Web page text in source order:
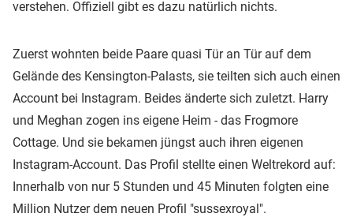
verstehen. Offiziell gibt es dazu natürlich nichts.
Zuerst wohnten beide Paare quasi Tür an Tür auf dem
Gelände des Kensington-Palasts, sie teilten sich auch einen
Account bei Instagram. Beides änderte sich zuletzt. Harry
und Meghan zogen ins eigene Heim - das Frogmore
Cottage. Und sie bekamen jüngst auch ihren eigenen
Instagram-Account. Das Profil stellte einen Weltrekord auf:
Innerhalb von nur 5 Stunden und 45 Minuten folgten eine
Million Nutzer dem neuen Profil "sussexroyal".